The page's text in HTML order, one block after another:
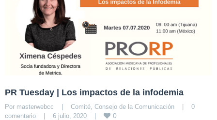
PR Tuesday | Los impactos de la infodemia
Por masterwebcc | Comité Consejo de la Comunicación |
0
comentario
| 6 julio, 2020 | 0